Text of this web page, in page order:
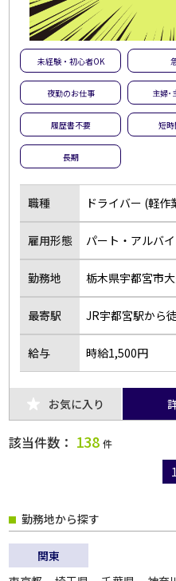
未経験・初心者OK
夜勤のお仕事 主婦･
履歴書不要 短
長期
職種 ドライバー (軽作
雇用形態 パート・アルバ
勤務地 栃木県宇都宮市
最寄駅 JR宇都宮駅から
給与 時給1,500円
お気に入り
該当件数： 138 件
1
勤務地から探す
関東